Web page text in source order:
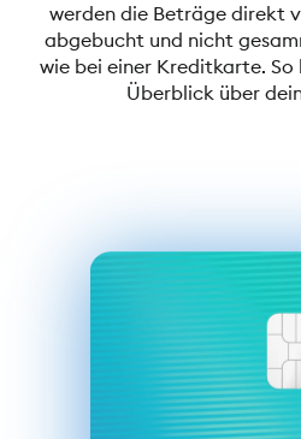
werden die Beträge direkt
abgebucht und nicht
wie bei einer Kreditkarte.
Überblick über